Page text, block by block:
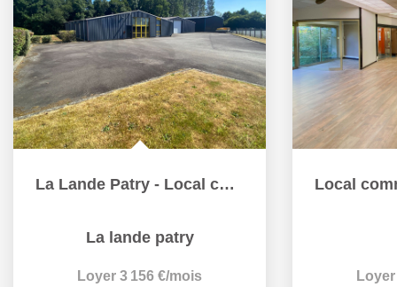
La Lande Patry - Local commercial
La lande patry
Loyer 3 156 €/mois